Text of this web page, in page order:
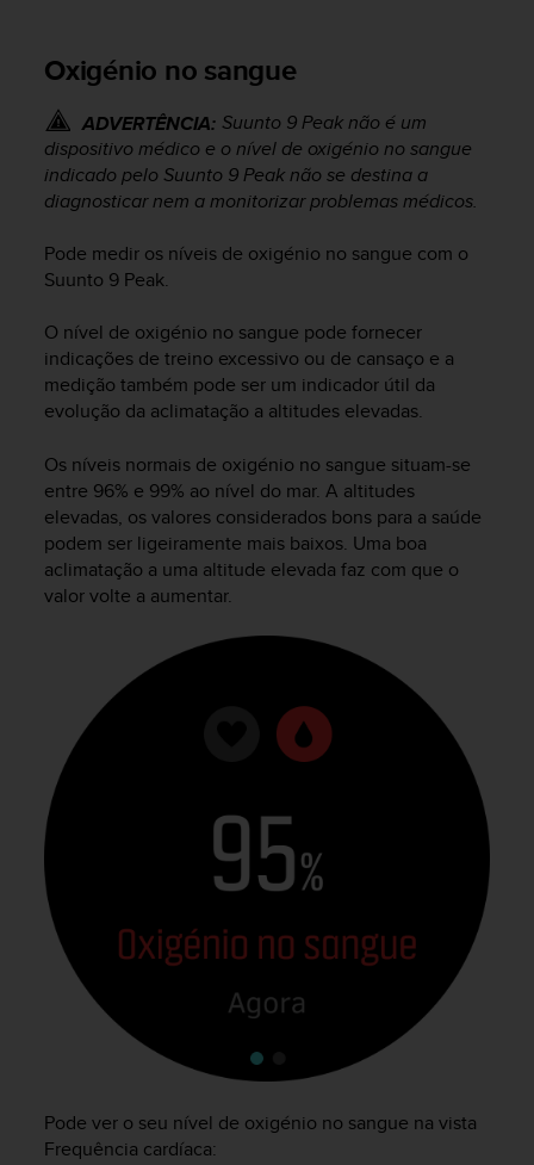
Oxigénio no sangue
ADVERTÊNCIA: Suunto 9 Peaknão é um
dispositivo médico e o nível de oxigénio no sangue
indicado pelo Suunto 9 Peaknão se destina a
diagnosticar nem a monitorizar problemas médicos.
Pode medir os níveis de oxigénio no sangue com o
Suunto 9 Peak.
O nível de oxigénio no sangue pode fornecer
indicações de treino excessivo ou de cansaço e a
medição também pode ser um indicador útil da
evolução da aclimatação a altitudes elevadas.
Os níveis normais de oxigénio no sangue situam-se
entre 96% e 99% ao nível do mar. A altitudes
elevadas, os valores considerados bons para a saúde
podem ser ligeiramente mais baixos. Uma boa
aclimatação a uma altitude elevada faz com que o
valor volte a aumentar.
Pode ver o seu nível de oxigénio no sangue na vista
Frequência cardíaca: